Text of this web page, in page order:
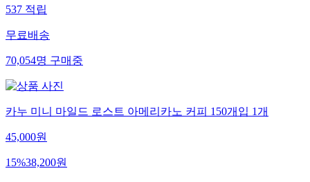
537적립
무료배송
70,054명구매중
카누 미니 마일드 로스트 아메리카노 커피 150개입 1개
45,000원
15%38,200원